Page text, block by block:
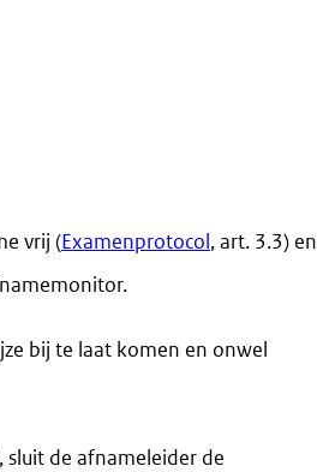
vrij (Examenprotocol, art. 3.3) en
bij te laat komen en onwel
de afnameleider de